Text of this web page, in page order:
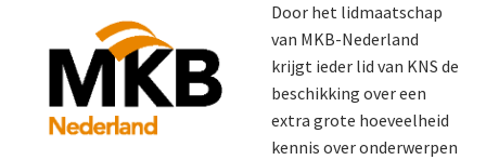
Door het lidmaatschap
van MKB-Nederland
krijgt ieder lid van KNS de
beschikking over een
extra grote hoeveelheid
kennis over onderwerpen